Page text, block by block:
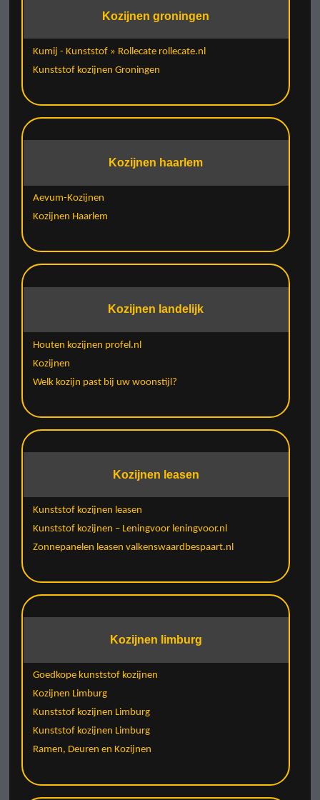
Kozijnen groningen
Kumij - Kunststof » Rollecate rollecate.nl
Kunststof kozijnen Groningen
Kozijnen haarlem
Aevum-Kozijnen
Kozijnen Haarlem
Kozijnen landelijk
Houten kozijnen profel.nl
Kozijnen
Welk kozijn past bij uw woonstijl?
Kozijnen leasen
Kunststof kozijnen leasen
Kunststof kozijnen – Leningvoor leningvoor.nl
Zonnepanelen leasen valkenswaardbespaart.nl
Kozijnen limburg
Goedkope kunststof kozijnen
Kozijnen Limburg
Kunststof kozijnen Limburg
Kunststof kozijnen Limburg
Ramen, Deuren en Kozijnen